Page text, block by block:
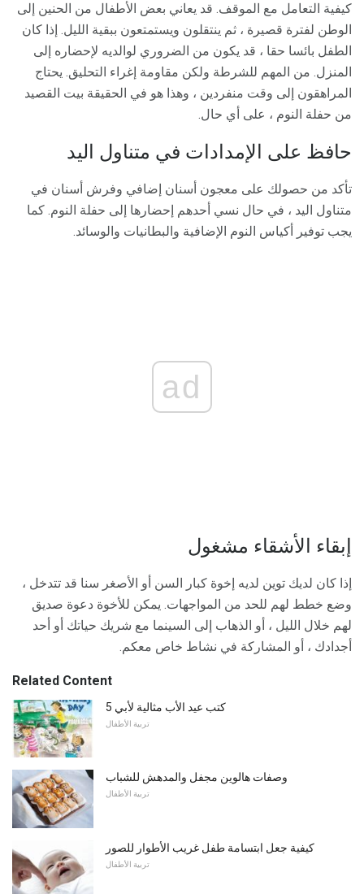
كيفية التعامل مع الموقف. قد يعاني بعض الأطفال من الحنين إلى
الوطن لفترة قصيرة ، ثم ينتقلون ويستمتعون ببقية الليل. إذا كان
الطفل بائسا حقا ، قد يكون من الضروري لوالديه لإحضاره إلى
المنزل. من المهم للشرطة ولكن مقاومة إغراء التحليق. يحتاج
المراهقون إلى وقت منفردين ، وهذا هو في الحقيقة بيت القصيد
من حفلة النوم ، على أي حال.
حافظ على الإمدادات في متناول اليد
تأكد من حصولك على معجون أسنان إضافي وفرش أسنان في
متناول اليد ، في حال نسي أحدهم إحضارها إلى حفلة النوم. كما
يجب توفير أكياس النوم الإضافية والبطانيات والوسائد.
ad
إبقاء الأشقاء مشغول
إذا كان لديك توين لديه إخوة كبار السن أو الأصغر سنا قد تتدخل ،
وضع خطط لهم للحد من المواجهات. يمكن للأخوة دعوة صديق
لهم خلال الليل ، أو الذهاب إلى السينما مع شريك حياتك أو أحد
أجدادك ، أو المشاركة في نشاط خاص معكم.
Related Content
5 كتب عيد الأب مثالية لأبي
تربية الأطفال
وصفات هالوين مجفل والمدهش للشباب
تربية الأطفال
كيفية جعل ابتسامة طفل غريب الأطوار للصور
تربية الأطفال